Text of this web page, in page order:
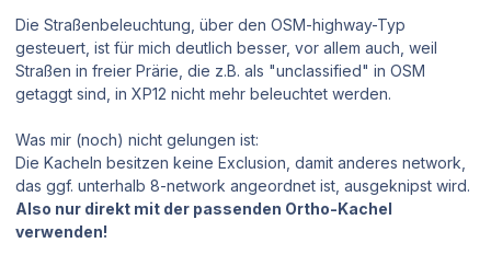
Die Straßenbeleuchtung, über den OSM-highway-Typ
gesteuert, ist für mich deutlich besser, vor allem auch, weil
Straßen in freier Prärie, die z.B. als "unclassified" in OSM
getaggt sind, in XP12 nicht mehr beleuchtet werden.
Was mir (noch) nicht gelungen ist:
Die Kacheln besitzen keine Exclusion, damit anderes network,
das ggf. unterhalb 8-network angeordnet ist, ausgeknipst wird.
Also nur direkt mit der passenden Ortho-Kachel
verwenden!